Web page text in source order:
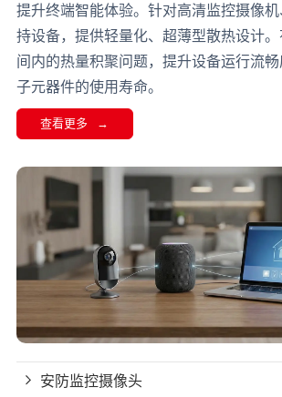
提升终端智能体验。针对高清监控摄像
持设备，提供轻量化、超薄型散热设计
间内的热量积聚问题，提升设备运行流
子元器件的使用寿命。
查看更多
安防监控摄像头